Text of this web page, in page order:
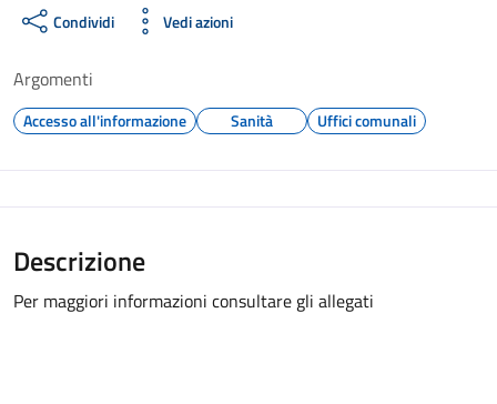
Condividi Vedi azioni
Argomenti
Accesso all'informazione Sanità Uffici comunali
Descrizione
Per maggiori informazioni consultare gli allegati